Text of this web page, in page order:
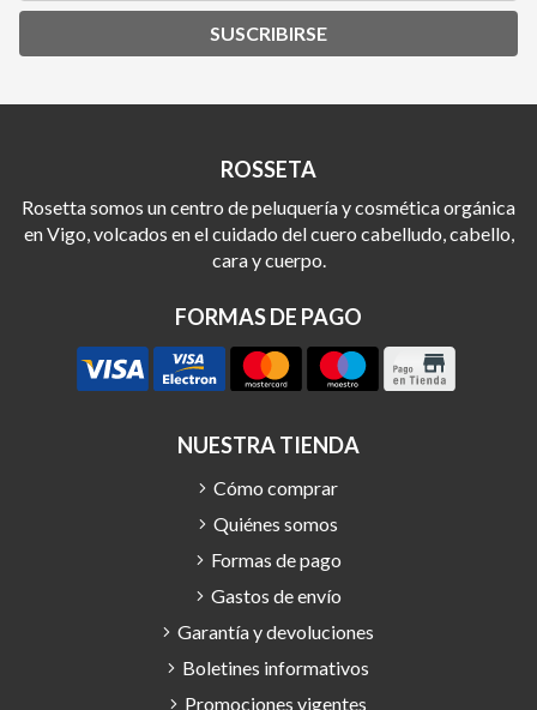
SUSCRIBIRSE
ROSSETA
Rosetta somos un centro de peluquería y cosmética orgánica
en Vigo, volcados en el cuidado del cuero cabelludo, cabello,
cara y cuerpo.
FORMAS DE PAGO
NUESTRA TIENDA
Cómo comprar
Quiénes somos
Formas de pago
Gastos de envío
Garantía y devoluciones
Boletines informativos
Promociones vigentes